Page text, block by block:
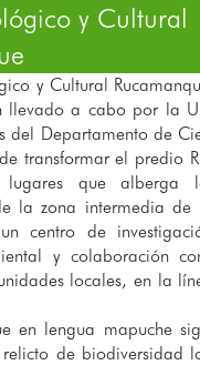
y Cultural
y Cultural
llevado a cabo por la
del Departamento de
transformar el predio
que alberga
la zona intermedia
centro de
y colaboración
locales, en la
en lengua mapuche
relicto de biodiversidad